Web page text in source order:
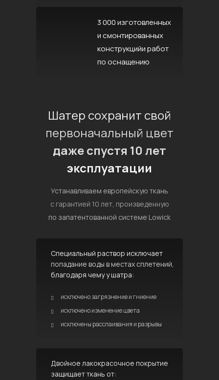
3 000 изготовленных
и смонтированных
конструкцийи работ
по оснащению
Шатер сохранит свой
первоначальный цвет
даже спустя 10 лет
эксплуатации
Устанавливаем европейскую ткань
с гарантией 10 лет, произведенную
по запатентованной системе Lowick
Специальный раствор исключает
попадание воды в местах сплетений,
благодаря чему у шатра:
исключено загрязнение и гниение
исключено изменение цвета
исключены расслаивания и разрывы
Двойное лакокрасочное покрытие
защищает ткань от: